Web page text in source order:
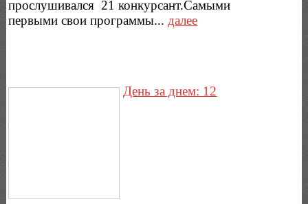
прослушивался 21 конкурсант.Самыми
первыми свои программы... далее
День за днем: 12